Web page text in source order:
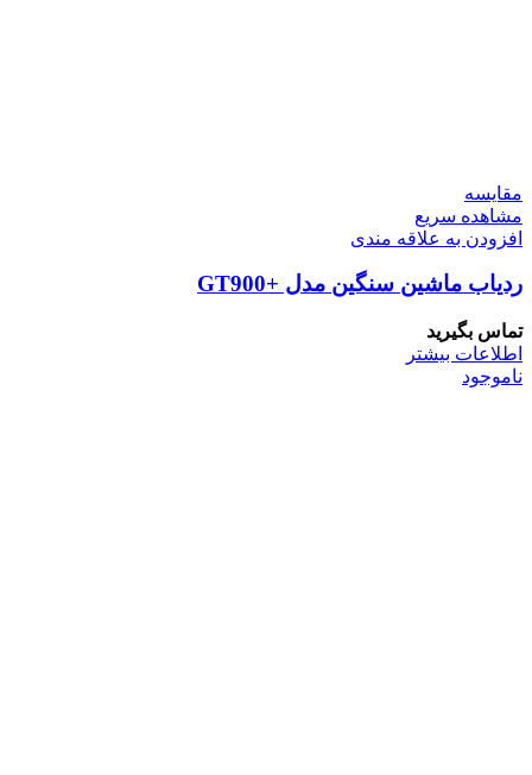
مقایسه
مشاهده سریع
افزودن به علاقه مندی
ردیاب ماشین سنگین مدل +GT900
تماس بگیرید
اطلاعات بیشتر
ناموجود